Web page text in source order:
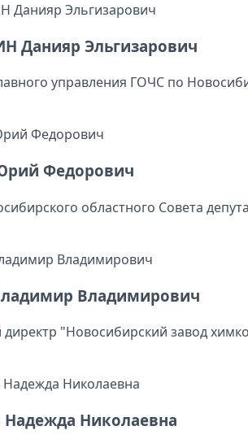
Данияр Эльгизарович
управления ГОЧС по
Федорович
областного Совета
Владимирович
"Новосибирский завод
Николаевна